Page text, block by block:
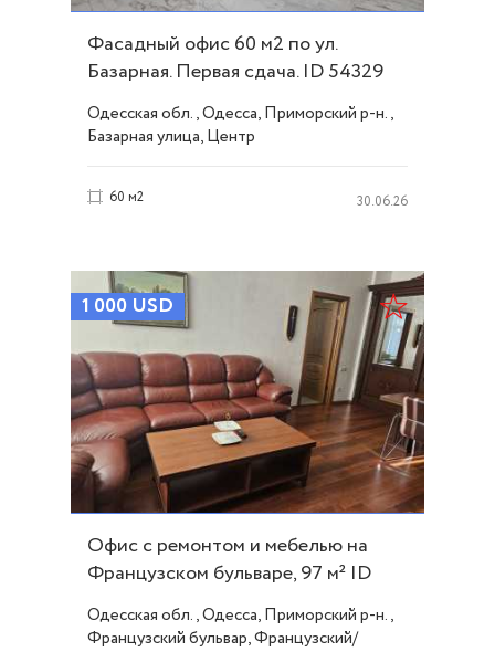
Фасадный офис 60 м2 по ул.
Базарная. Первая сдача. ID 54329
Одесская обл., Одесса, Приморский р-н.,
Базарная улица, Центр
60 м2 30.06.26
1 000 USD
Офис с ремонтом и мебелью на
Французском бульваре, 97 м² ID
33797
Одесская обл., Одесса, Приморский р-н.,
Французский бульвар, Французский/